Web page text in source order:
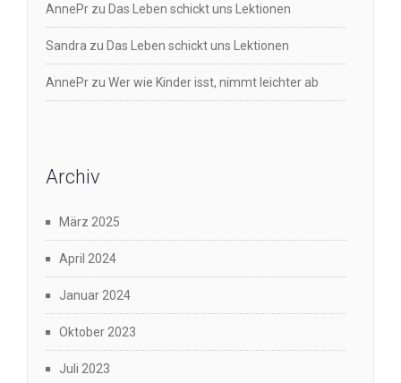
AnnePr zu Das Leben schickt uns Lektionen
Sandra zu Das Leben schickt uns Lektionen
AnnePr zu Wer wie Kinder isst, nimmt leichter ab
Archiv
März 2025
April 2024
Januar 2024
Oktober 2023
Juli 2023